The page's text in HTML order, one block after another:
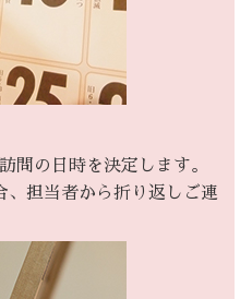
問の日時を決定します。
、担当者から折り返しご連